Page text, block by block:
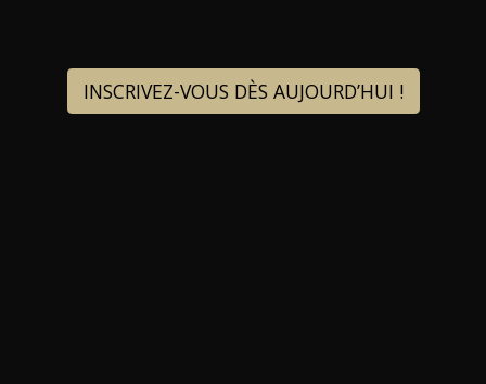
INSCRIVEZ-VOUS DÈS AUJOURD’HUI !